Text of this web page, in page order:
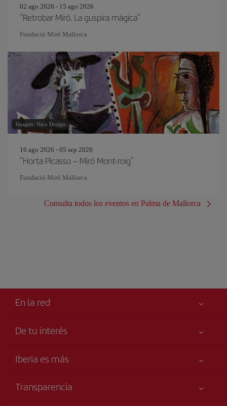
02 ago 2026 - 15 ago 2026
“Retrobar Miró. La guspira màgica”
Fundació Miró Mallorca
Imagen: Nico Design
16 ago 2026 - 05 sep 2026
“Horta Picasso – Miró Mont-roig”
Fundació Miró Mallorca
Consulta todos los eventos en Palma de Mallorca
En la red
De tu interés
Tu seguridad es lo primero
Iberia es más
Talento a bordo
Transparencia